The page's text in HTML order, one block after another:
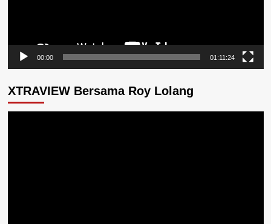
00:00 01:11:24
XTRAVIEW Bersama Roy Lolang